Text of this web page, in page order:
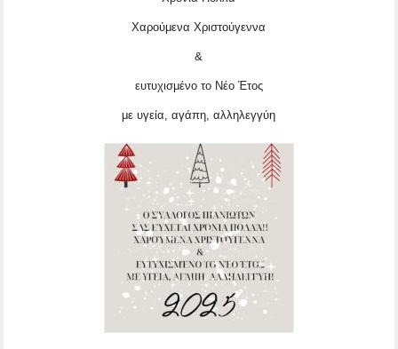
Χαρούμενα Χριστούγεννα
&
ευτυχισμένο το Νέο Έτος
με υγεία, αγάπη, αλληλεγγύη